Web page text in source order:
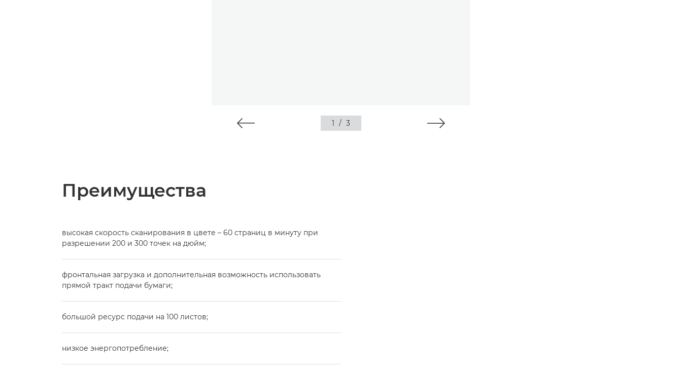
1 / 3
Преимущества
высокая скорость сканирования в цвете – 60 страниц в минуту при
разрешении 200 и 300 точек на дюйм;
фронтальная загрузка и дополнительная возможность использовать
прямой тракт подачи бумаги;
большой ресурс подачи на 100 листов;
низкое энергопотребление;